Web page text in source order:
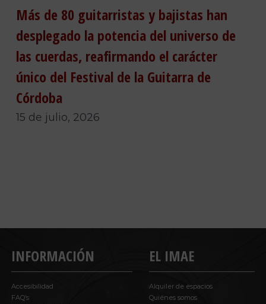
Más de 80 guitarristas y bajistas han
desplegado la potencia del universo de
las cuerdas, reafirmando el carácter
único del Festival de la Guitarra de
Córdoba
15 de julio, 2026
INFORMACIÓN
Accesibilidad
FAQ’s
EL IMAE
Alquiler de espacios
Quiénes somos